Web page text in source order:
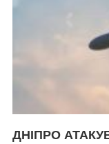
ДНІПРО